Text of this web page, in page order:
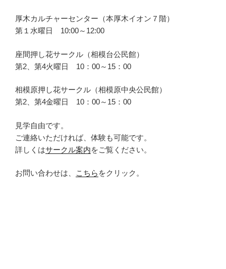
厚木カルチャーセンター（本厚木イオン７階）
第１水曜日 10:00～12:00
座間押し花サークル（相模台公民館）
第2、第4火曜日 10：00～15：00
相模原押し花サークル（相模原中央公民館）
第2、第4金曜日 10：00～15：00
見学自由です。
ご連絡いただければ、体験も可能です。
詳しくはサークル案内をご覧ください。
お問い合わせは、 こちら をクリック。